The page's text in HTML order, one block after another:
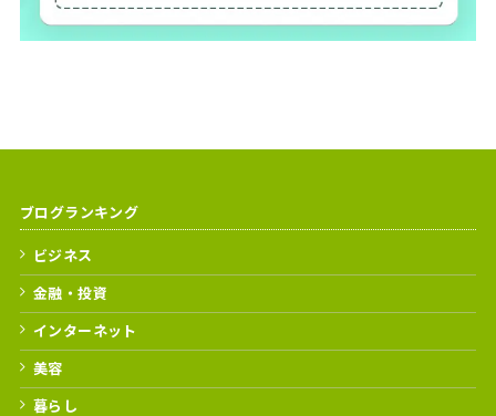
ブログランキング
ビジネス
金融・投資
インターネット
美容
暮らし